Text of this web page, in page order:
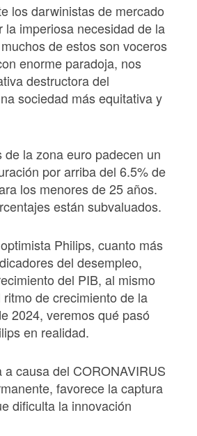
los darwinistas de mercado
imperiosa necesidad de la
de estos son voceros
enorme paradoja, nos
destructora del
sociedad más equitativa y
la zona euro padecen un
por arriba del 6.5% de
los menores de 25 años.
están subvaluados.
Philips, cuanto más
del desempleo,
del PIB, al mismo
de crecimiento de la
2024, veremos qué pasó
en realidad.
causa del CORONAVIRUS
favorece la captura
dificulta la innovación